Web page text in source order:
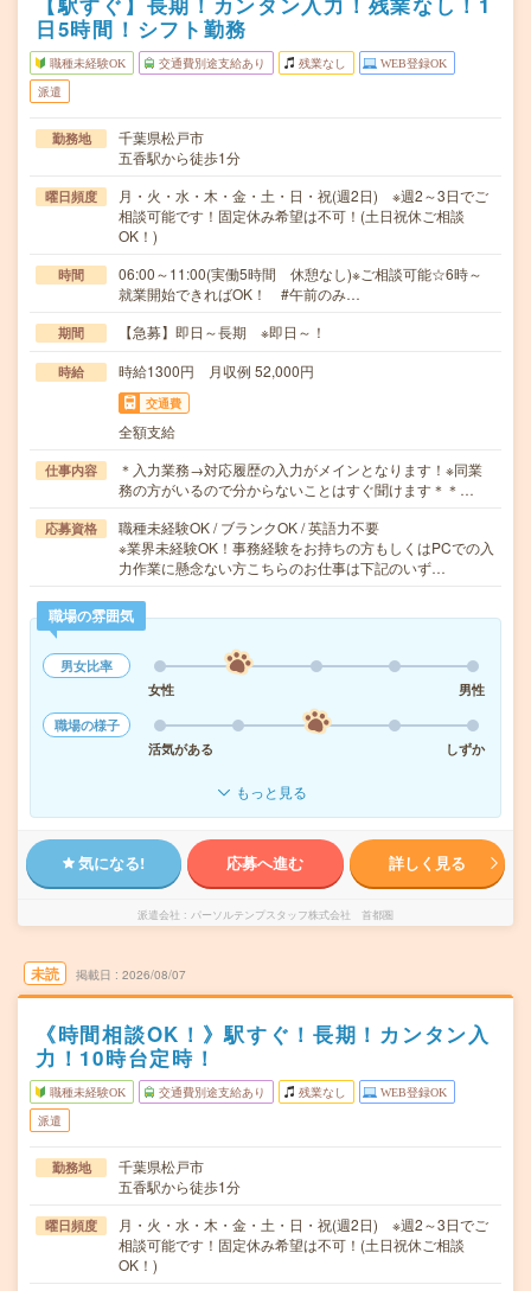
日5時間！シフト勤務
職種未経験OK 交通費別途支給あり 残業なし WEB登録OK
派遣
勤務地
千葉県松戸市
五香駅から徒歩1分
曜日頻度
月・火・水・木・金・土・日・祝(週2日) ※週2～3日でご
相談可能です！固定休み希望は不可！(土日祝休ご相談
OK！)
時間
06:00～11:00(実働5時間 休憩なし)※ご相談可能☆6時～
就業開始できればOK！ #午前のみ…
期間 【急募】即日～長期 ※即日～！
時給 時給1300円 月収例 52,000円
交通費
全額支給
仕事内容
＊入力業務→対応履歴の入力がメインとなります！※同業
務の方がいるので分からないことはすぐ聞けます＊＊…
応募資格
職種未経験OK / ブランクOK / 英語力不要
※業界未経験OK！事務経験をお持ちの方もしくはPCでの入
力作業に懸念ない方こちらのお仕事は下記のいず…
職場の雰囲気
男女比率
女性
男性
職場の様子
活気がある
しずか
もっと見る
気になる! 応募へ進む 詳しく見る
派遣会社 パーソルテンプスタッフ株式会社 首都圏
未読 掲載日 2026/08/07
《時間相談OK！》駅すぐ！長期！カンタン入
力！10時台定時！
職種未経験OK 交通費別途支給あり 残業なし WEB登録OK
派遣
勤務地
千葉県松戸市
五香駅から徒歩1分
曜日頻度
月・火・水・木・金・土・日・祝(週2日) ※週2～3日でご
相談可能です！固定休み希望は不可！(土日祝休ご相談
OK！)